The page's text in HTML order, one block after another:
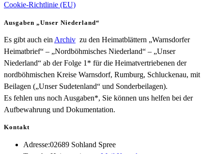
Cookie-Richtlinie (EU)
Ausgaben „Unser Niederland“
Es gibt auch ein Archiv zu den Heimatblättern „Warnsdorfer
Heimatbrief“ – „Nordböhmisches Niederland“ – „Unser
Niederland“ ab der Folge 1* für die Heimatvertriebenen der
nordböhmischen Kreise Warnsdorf, Rumburg, Schluckenau, mit
Beilagen („Unser Sudetenland“ und Sonderbeilagen).
Es fehlen uns noch Ausgaben*, Sie können uns helfen bei der
Aufbewahrung und Dokumentation.
Kontakt
Adresse:02689 Sohland Spree